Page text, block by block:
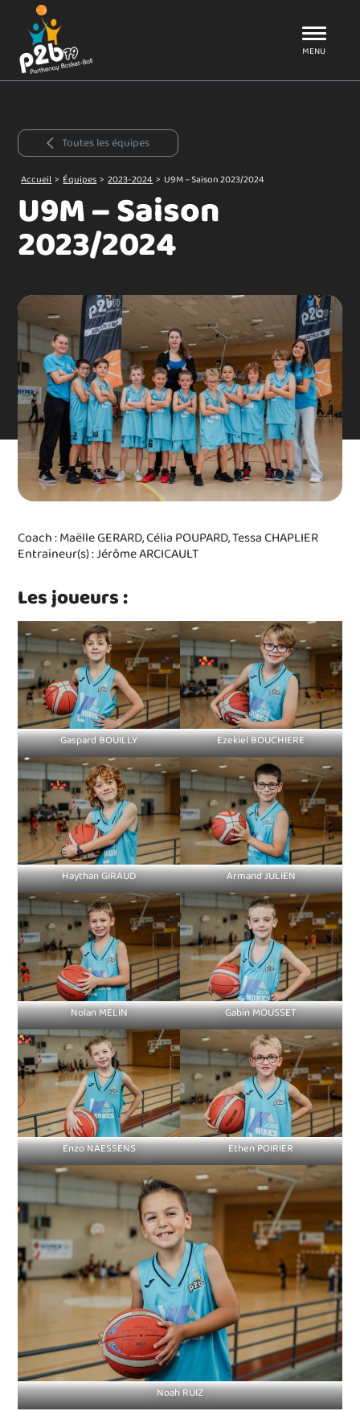
P2B79
MENU
Toutes les équipes
Accueil > Équipes > 2023-2024 > U9M – Saison 2023/2024
U9M – Saison
2023/2024
Coach : Maëlle GERARD, Célia POUPARD, Tessa CHAPLIER
Entraineur(s) : Jérôme ARCICAULT
Les joueurs :
Gaspard BOUILLY Ezekiel BOUCHIERE
Haythan GIRAUD Armand JULIEN
Nolan MELIN Gabin MOUSSET
Enzo NAESSENS Ethen POIRIER
Noah RUIZ